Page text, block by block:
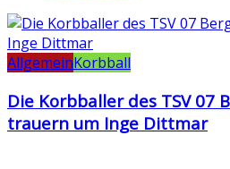
AllgemeinKorbball
Die Korbballer des TSV 07
trauern um Inge Dittmar